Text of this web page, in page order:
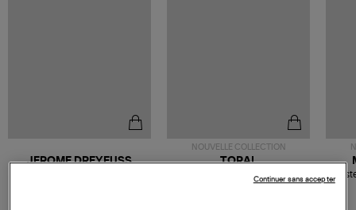
JEROME DREYFUSS
NOUVELLE COLLECTION
TORAL
Mocassins Killian Sport
Mousse
Continuer sans accepter